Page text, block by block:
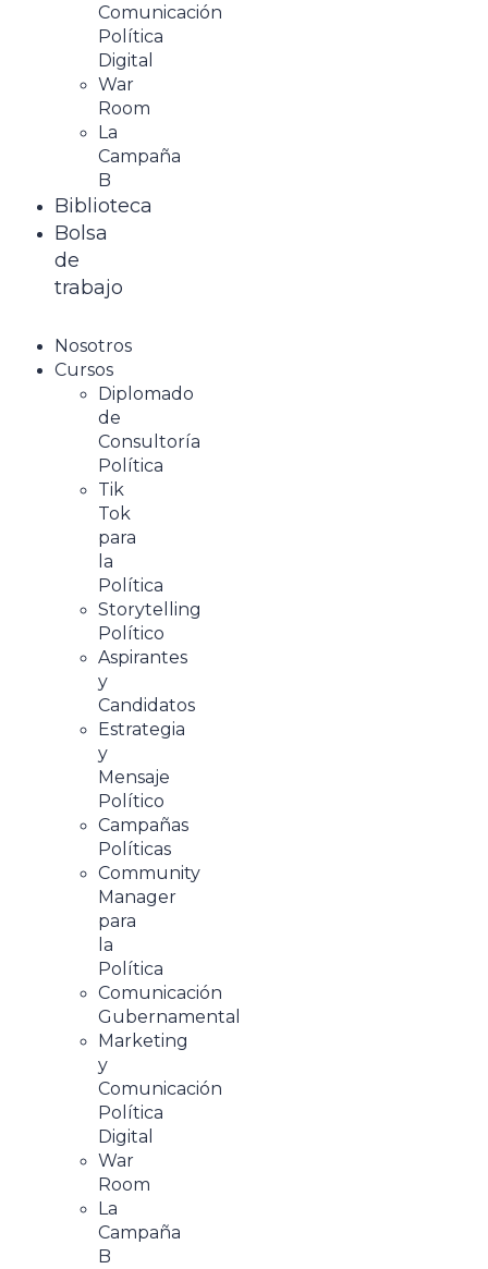
Comunicación
Política
Digital
War
Room
La
Campaña
B
Biblioteca
Bolsa
de
trabajo
Nosotros
Cursos
Diplomado
de
Consultoría
Política
Tik
Tok
para
la
Política
Storytelling
Político
Aspirantes
y
Candidatos
Estrategia
y
Mensaje
Político
Campañas
Políticas
Community
Manager
para
la
Política
Comunicación
Gubernamental
Marketing
y
Comunicación
Política
Digital
War
Room
La
Campaña
B